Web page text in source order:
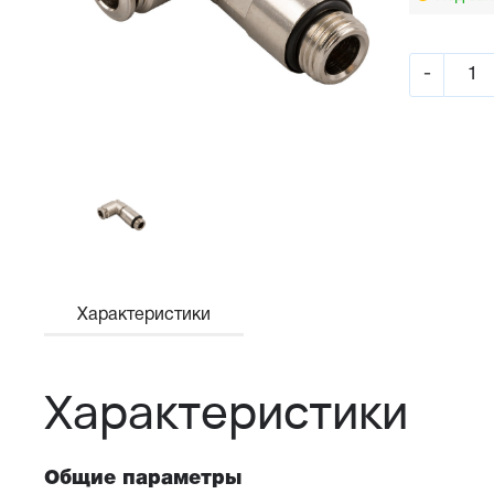
-
Характеристики
Характеристики
Общие параметры